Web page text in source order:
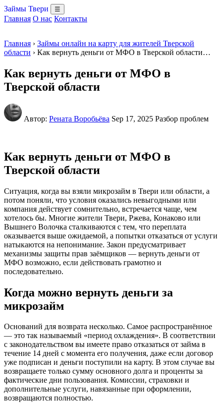
Займы Твери ☰
Главная О нас Контакты
Главная › Займы онлайн на карту для жителей Тверской
области › Как вернуть деньги от МФО в Тверской области…
Как вернуть деньги от МФО в
Тверской области
Автор: Рената Воробьёва Sep 17, 2025 Разбор проблем
Как вернуть деньги от МФО в
Тверской области
Ситуация, когда вы взяли микрозайм в Твери или области, а
потом поняли, что условия оказались невыгодными или
компания действует сомнительно, встречается чаще, чем
хотелось бы. Многие жители Твери, Ржева, Конаково или
Вышнего Волочка сталкиваются с тем, что переплата
оказывается выше ожидаемой, а попытки отказаться от услуги
натыкаются на непонимание. Закон предусматривает
механизмы защиты прав заёмщиков — вернуть деньги от
МФО возможно, если действовать грамотно и
последовательно.
Когда можно вернуть деньги за
микрозайм
Оснований для возврата несколько. Самое распространённое
— это так называемый «период охлаждения». В соответствии
с законодательством вы имеете право отказаться от займа в
течение 14 дней с момента его получения, даже если договор
уже подписан и деньги поступили на карту. В этом случае вы
возвращаете только сумму основного долга и проценты за
фактические дни пользования. Комиссии, страховки и
дополнительные услуги, навязанные при оформлении,
возвращаются полностью.